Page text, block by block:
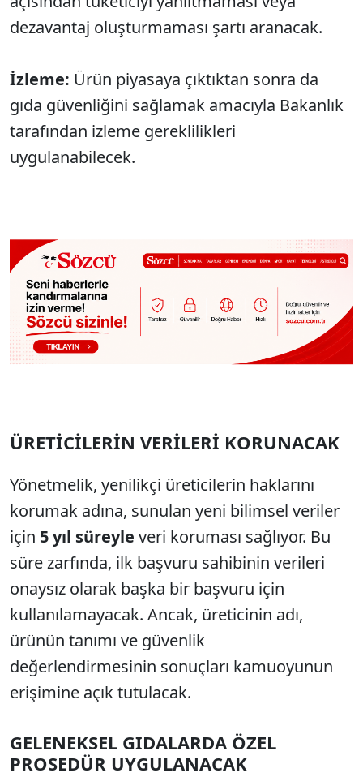
dezavantaj oluşturmaması şartı aranacak.
İzleme: Ürün piyasaya çıktıktan sonra da
gıda güvenliğini sağlamak amacıyla Bakanlık
tarafından izleme gereklilikleri
uygulanabilecek.
ÜRETİCİLERİN VERİLERİ KORUNACAK
Yönetmelik, yenilikçi üreticilerin haklarını
korumak adına, sunulan yeni bilimsel veriler
için 5 yıl süreyle veri koruması sağlıyor. Bu
süre zarfında, ilk başvuru sahibinin verileri
onaysız olarak başka bir başvuru için
kullanılamayacak. Ancak, üreticinin adı,
ürünün tanımı ve güvenlik
değerlendirmesinin sonuçları kamuoyunun
erişimine açık tutulacak.
GELENEKSEL GIDALARDA ÖZEL
PROSEDÜR UYGULANACAK